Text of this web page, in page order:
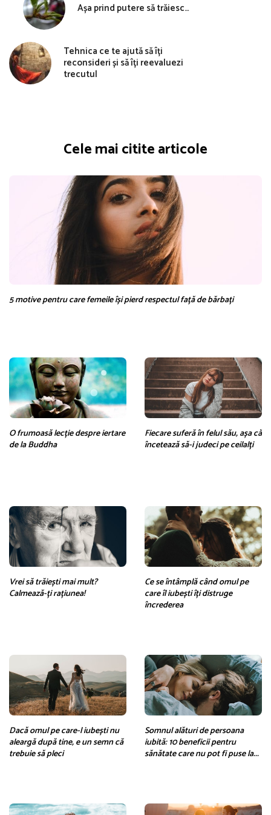
Așa prind putere să trăiesc…
Tehnica ce te ajută să îți
reconsideri și să îți reevaluezi
trecutul
Cele mai citite articole
5 motive pentru care femeile își pierd respectul față de bărbați
O frumoasă lecție despre iertare
de la Buddha
Fiecare suferă în felul său, așa că
încetează să-i judeci pe ceilalți
Vrei să trăiești mai mult?
Calmează-ți rațiunea!
Ce se întâmplă când omul pe
care îl iubești îți distruge
încrederea
Dacă omul pe care-l iubești nu
aleargă după tine, e un semn că
trebuie să pleci
Somnul alături de persoana
iubită: 10 beneficii pentru
sănătate care nu pot fi puse la...